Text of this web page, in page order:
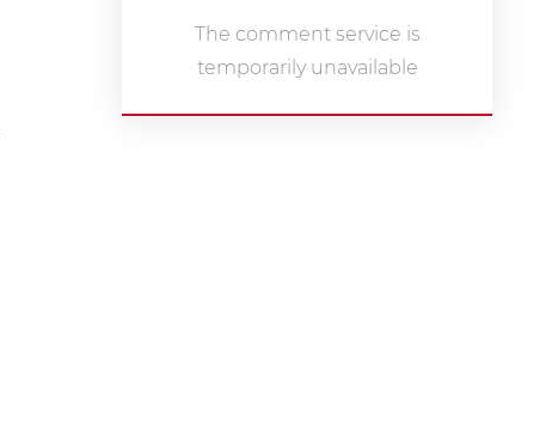
The comment service is
temporarily unavailable